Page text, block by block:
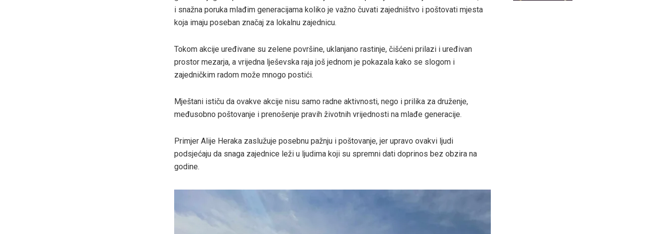
i snažna poruka mlađim generacijama koliko je važno čuvati zajedništvo i poštovati mjesta
koja imaju poseban značaj za lokalnu zajednicu.
Tokom akcije uređivane su zelene površine, uklanjano rastinje, čišćeni prilazi i uređivan
prostor mezarja, a vrijedna lješevska raja još jednom je pokazala kako se slogom i
zajedničkim radom može mnogo postići.
Mještani ističu da ovakve akcije nisu samo radne aktivnosti, nego i prilika za druženje,
međusobno poštovanje i prenošenje pravih životnih vrijednosti na mlađe generacije.
Primjer Alije Heraka zaslužuje posebnu pažnju i poštovanje, jer upravo ovakvi ljudi
podsjećaju da snaga zajednice leži u ljudima koji su spremni dati doprinos bez obzira na
godine.